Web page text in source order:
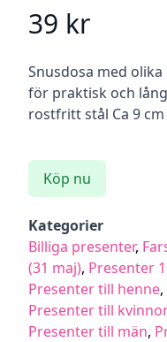
Product information
39 kr
Beskrivning
Snusdosa med
för praktisk och
rostfritt stål Ca 9
Köp nu
Kategorier
Billiga presenter,
(31 maj), Presenter
Presenter till henne,
Presenter till kvinnor
Presenter till män,